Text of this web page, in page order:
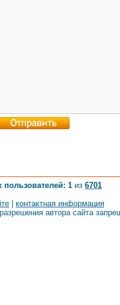
пользователей: 1 из 6701
контактная информация
автора сайта